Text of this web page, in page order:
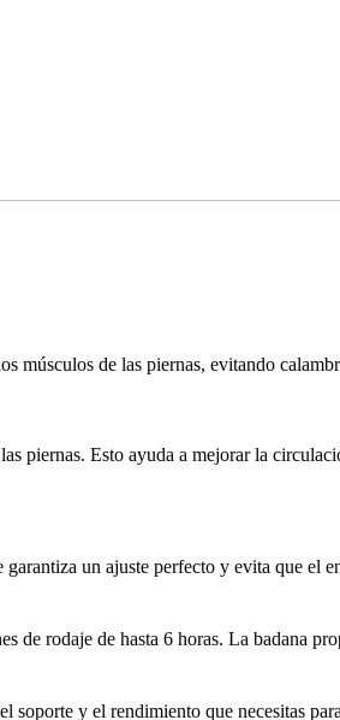
músculos de las piernas, evitando
piernas. Esto ayuda a mejorar la
un ajuste perfecto y evita que el
de rodaje de hasta 6 horas. La badana
y el rendimiento que necesitas